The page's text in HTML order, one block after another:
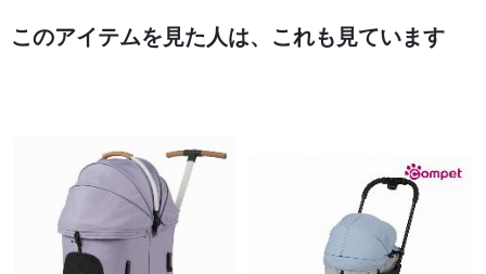
このアイテムを見た人は、これも見ています